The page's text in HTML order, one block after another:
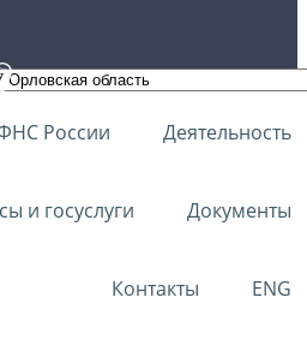
России Деятельность
и госуслуги Документы
Контакты ENG